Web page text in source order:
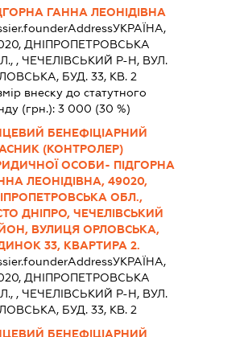
ГАННА ЛЕОНІДІВНА
УКРАЇНА,
ДНIПРОПЕТРОВСЬКА
, ЧЕЧЕЛIВСЬКИЙ Р-Н, ВУЛ.
БУД. 33, КВ. 2
внеску до статутного
(грн.): 3 000 (30 %)
БЕНЕФІЦІАРНИЙ
(КОНТРОЛЕР)
ОСОБИ- ПІДГОРНА
ЛЕОНІДІВНА, 49020,
ОБЛ.,
ДНІПРО, ЧЕЧЕЛІВСЬКИЙ
ВУЛИЦЯ ОРЛОВСЬКА,
33, КВАРТИРА 2.
УКРАЇНА,
ДНIПРОПЕТРОВСЬКА
, ЧЕЧЕЛIВСЬКИЙ Р-Н, ВУЛ.
БУД. 33, КВ. 2
БЕНЕФІЦІАРНИЙ